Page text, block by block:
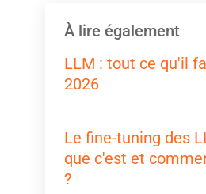
À lire également
LLM : tout ce qu'il
2026
Le fine-tuning des
que c'est et
?